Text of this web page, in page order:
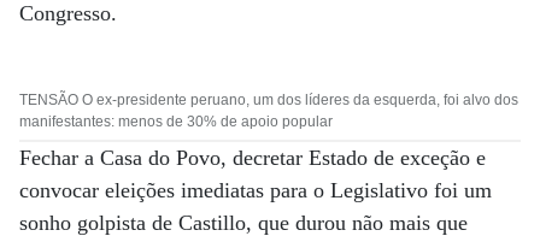
Congresso.
TENSÃO O ex-presidente peruano, um dos líderes da esquerda, foi alvo dos
manifestantes: menos de 30% de apoio popular
Fechar a Casa do Povo, decretar Estado de exceção e
convocar eleições imediatas para o Legislativo foi um
sonho golpista de Castillo, que durou não mais que